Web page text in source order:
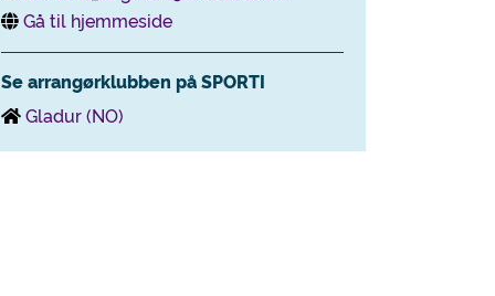
Gå til hjemmeside
Se arrangørklubben på SPORTI
Gladur (NO)